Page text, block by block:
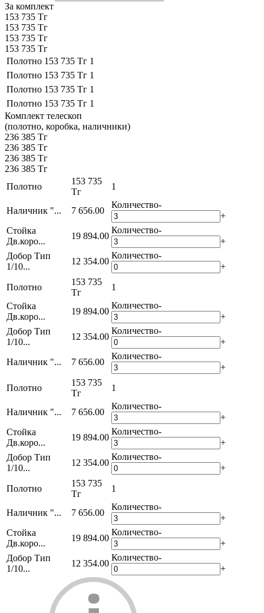
За комплект
153 735 Тг
153 735 Тг
153 735 Тг
153 735 Тг
Полотно 153 735 Тг 1
Полотно 153 735 Тг 1
Полотно 153 735 Тг 1
Полотно 153 735 Тг 1
Комплект телескоп
(полотно, коробка, наличники)
236 385 Тг
236 385 Тг
236 385 Тг
236 385 Тг
Полотно
153 735
Тг
1
Наличник "... 7 656.00
Количество-
+
Стойка
Дв.коро...
19 894.00
Количество-
+
Добор Тип
1/10...
12 354.00
Количество-
+
Полотно
153 735
Тг
1
Стойка
Дв.коро...
19 894.00
Количество-
+
Добор Тип
1/10...
12 354.00
Количество-
+
Наличник "...
7 656.00
Количество-
+
Полотно
153 735
Тг
1
Наличник "... 7 656.00
Количество-
+
Стойка
Дв.коро...
19 894.00
Количество-
+
Добор Тип
1/10...
12 354.00
Количество-
+
Полотно
153 735
Тг
1
Наличник "... 7 656.00
Количество-
+
Стойка
Дв.коро...
19 894.00
Количество-
+
Добор Тип
1/10...
12 354.00
Количество-
+